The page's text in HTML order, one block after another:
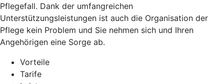
Pflegefall. Dank der umfangreichen
Unterstützungsleistungen ist auch die Organisation der
Pflege kein Problem und Sie nehmen sich und Ihren
Angehörigen eine Sorge ab.
Vorteile
Tarife